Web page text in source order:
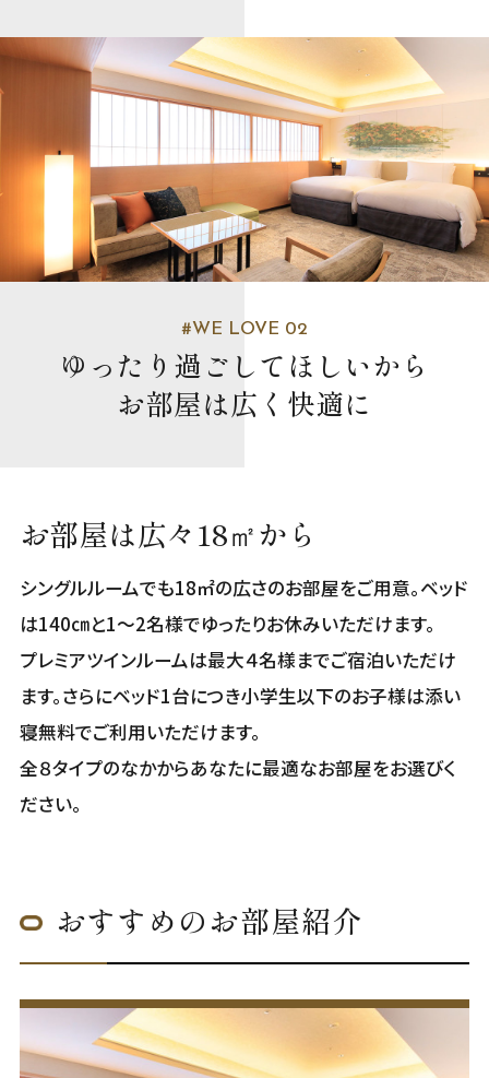
#WE LOVE 02
ゆったり過ごしてほしいから
お部屋は広く快適に
お部屋は広々18㎡から
シングルルームでも18㎡の広さのお部屋をご用意。ベッド
は140㎝と1～2名様でゆったりお休みいただけます。
プレミアツインルームは最大４名様までご宿泊いただけ
ます。さらにベッド1台につき小学生以下のお子様は添い
寝無料でご利用いただけます。
全８タイプのなかからあなたに最適なお部屋をお選びく
ださい。
おすすめのお部屋紹介